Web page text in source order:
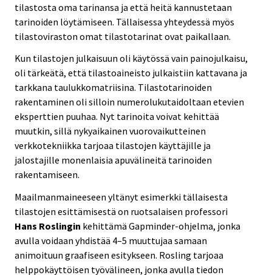
tilastosta oma tarinansa ja että heitä kannustetaan
tarinoiden löytämiseen. Tällaisessa yhteydessä myös
tilastoviraston omat tilastotarinat ovat paikallaan.
Kun tilastojen julkaisuun oli käytössä vain painojulkaisu,
oli tärkeätä, että tilastoaineisto julkaistiin kattavana ja
tarkkana taulukkomatriisina. Tilastotarinoiden
rakentaminen oli silloin numerolukutaidoltaan etevien
eksperttien puuhaa. Nyt tarinoita voivat kehittää
muutkin, sillä nykyaikainen vuorovaikutteinen
verkkotekniikka tarjoaa tilastojen käyttäjille ja
jalostajille monenlaisia apuvälineitä tarinoiden
rakentamiseen.
Maailmanmaineeseen yltänyt esimerkki tällaisesta
tilastojen esittämisestä on ruotsalaisen professori
Hans Roslingin kehittämä Gapminder-ohjelma, jonka
avulla voidaan yhdistää 4–5 muuttujaa samaan
animoituun graafiseen esitykseen. Rosling tarjoaa
helppokäyttöisen työvälineen, jonka avulla tiedon